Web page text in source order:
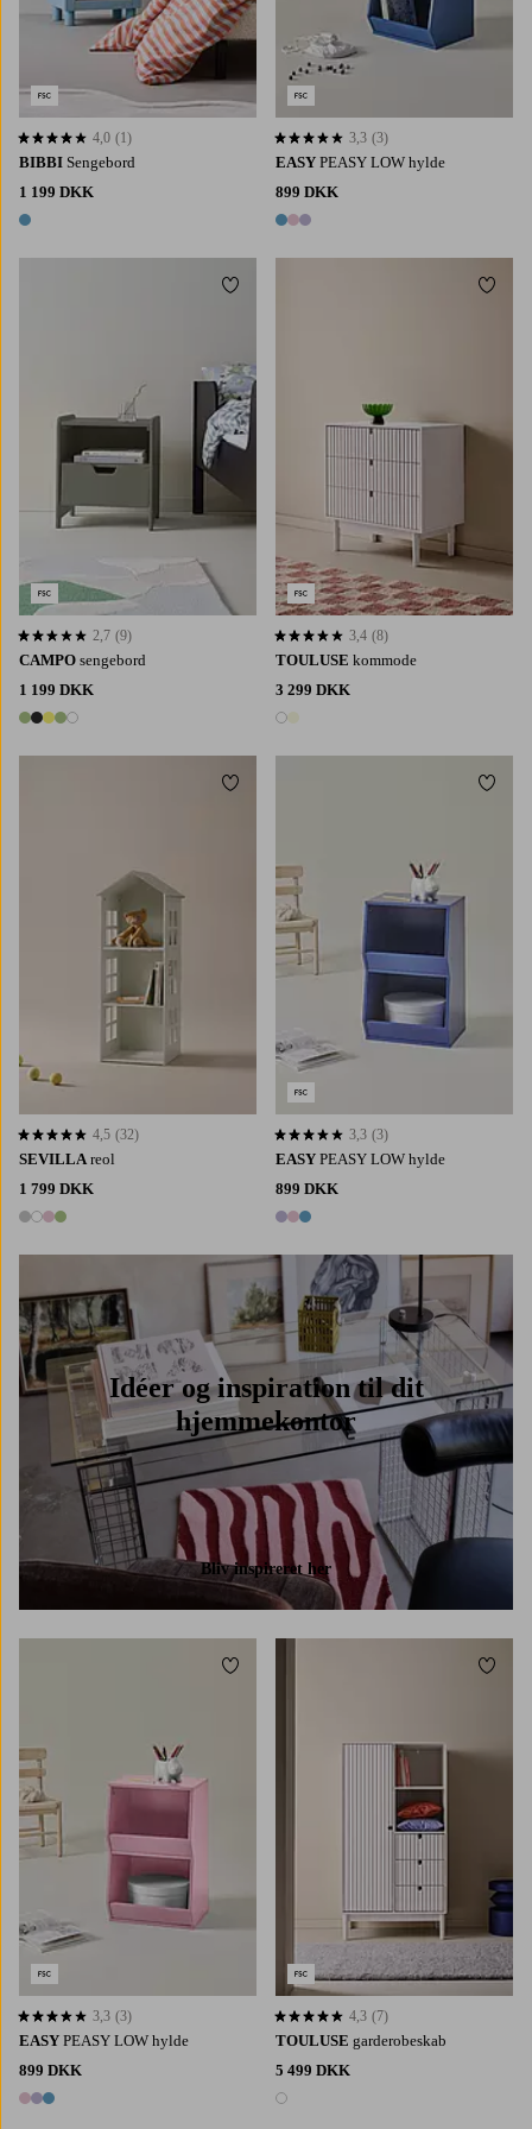
BIBBI Sengebord
1 199 DKK
1 farve
4,0 baseret på 1 bedømmelser
4,0 (1)
EASY PEASY LOW hylde
899 DKK
3 farver
3,3 baseret på 3 bedømmelser
3,3 (3)
CAMPO sengebord
1 199 DKK
5 farver
2,7 baseret på 9 bedømmelser
2,7 (9)
Tilføj til favoritter
TOULUSE kommode
3 299 DKK
2 farver
3,4 baseret på 8 bedømmelser
3,4 (8)
Tilføj
SEVILLA reol
1 799 DKK
4 farver
4,5 baseret på 32 bedømmelser
4,5 (32)
Tilføj til favoritter
EASY PEASY LOW hylde
899 DKK
3 farver
3,3 baseret på 3 bedømmelser
3,3 (3)
Tilføj
Idéer og inspiration til dit
hjemmekontor
Bliv inspireret her
EASY PEASY LOW hylde
899 DKK
3 farver
3,3 baseret på 3 bedømmelser
3,3 (3)
Tilføj til favoritter
TOULUSE garderobeskab
5 499 DKK
1 farve
4,3 baseret på 7 bedømmelser
4,3 (7)
Tilføj